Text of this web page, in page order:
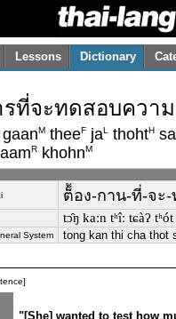
Lessons Dictionary
รที่จะทดสอบควา
gaanM theeF jaL thohtH
R khohnM
ต็้อง-กาน-ที่-จะ
tɔ̂ŋ kaːn tʰîː tɕàʔ
System tong kan thi cha thot
"[She] wanted to test how